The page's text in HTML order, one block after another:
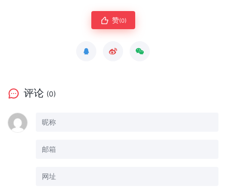
赞(0)
评论 (0)